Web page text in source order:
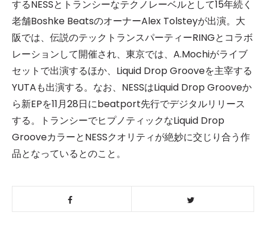
するNESSとトランシーなテクノレーベルとして15年続く
老舗Boshke BeatsのオーナーAlex Tolsteyが出演。大
阪では、伝説のテックトランスパーティーRINGとコラボ
レーションして開催され、東京では、A.Mochiがライブ
セットで出演するほか、Liquid Drop Grooveを主宰する
YUTAも出演する。なお、NESSはLiquid Drop Grooveか
ら新EPを11月28日にbeatport先行でデジタルリリース
する。トランシーでヒプノティックなLiquid Drop
GrooveカラーとNESSクオリティが絶妙に交じり合う作
品となっているとのこと。